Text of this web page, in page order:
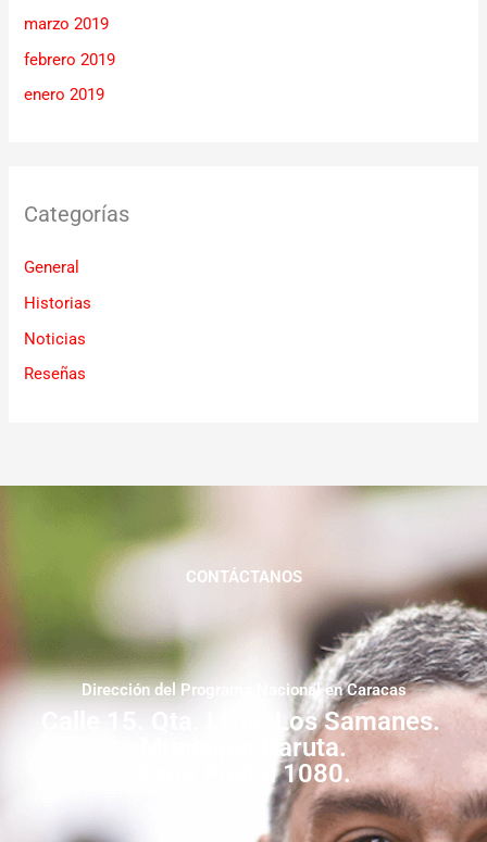
marzo 2019
febrero 2019
enero 2019
Categorías
General
Historias
Noticias
Reseñas
CONTÁCTANOS
Dirección del Programa Nacional en Caracas
Calle 15. Qta. Livia. Los Samanes.
Municipio Baruta.
Zona Postal 1080.